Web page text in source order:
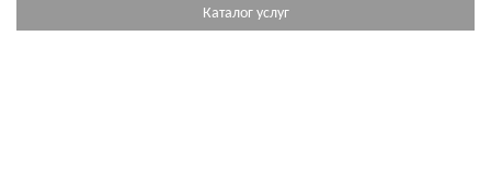
Каталог услуг